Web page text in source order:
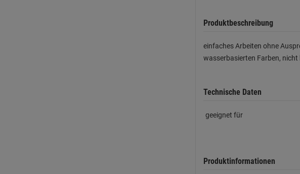
Produktbeschreibung
einfaches Arbeiten ohne
wasserbasierten Farben,
Technische Daten
geeignet für
Produktinformationen